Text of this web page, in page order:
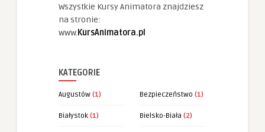
Wszystkie Kursy Animatora znajdziesz
na stronie:
www.KursAnimatora.pl
KATEGORIE
Augustów (1) Bezpieczeństwo (1)
Białystok (1) Bielsko-Biała (2)